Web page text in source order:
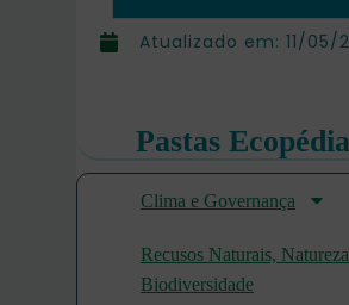
Atualizado em: 11/05/
Pastas Ecopédia
Clima e Governança
Recusos Naturais,
Biodiversidade